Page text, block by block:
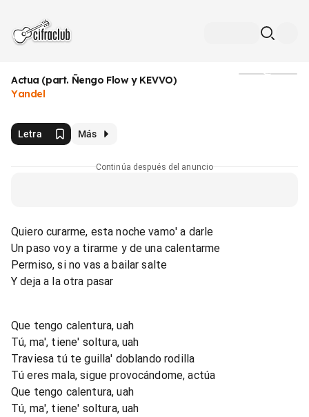
Actua (part. Ñengo Flow y KEVVO)
Yandel
Letra Más
Continúa después del anuncio
Quiero curarme, esta noche vamo' a darle
Un paso voy a tirarme y de una calentarme
Permiso, si no vas a bailar salte
Y deja a la otra pasar
Que tengo calentura, uah
Tú, ma', tiene' soltura, uah
Traviesa tú te guilla' doblando rodilla
Tú eres mala, sigue provocándome, actúa
Que tengo calentura, uah
Tú, ma', tiene' soltura, uah